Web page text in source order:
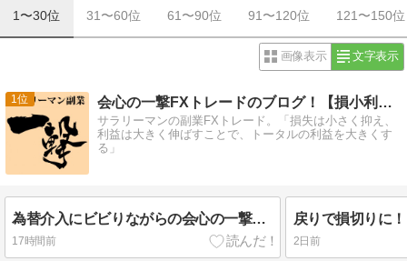
1〜30位 31〜60位 61〜90位 91〜120位 121〜150位
画像表示 文字表示
1 会心の一撃FXトレードのブログ！【損小利大】
サラリーマンの副業FXトレード。「損失は小さく抑え、
利益は大きく伸ばすことで、トータルの利益を大きくす
る」
為替介入にビビりながらの会心の一撃！ 8/6(木)トレード結果
17時間前
戻りで損切りに
2日前